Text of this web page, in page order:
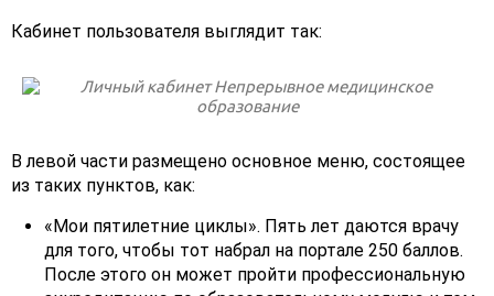
Кабинет пользователя выглядит так:
В левой части размещено основное меню, состоящее
из таких пунктов, как:
«Мои пятилетние циклы». Пять лет даются врачу
для того, чтобы тот набрал на портале 250 баллов.
После этого он может пройти профессиональную